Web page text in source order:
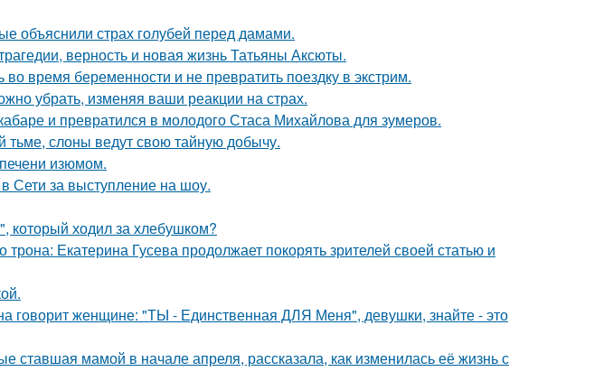
объяснили страх голубей перед дамами.
верность и новая жизнь Татьяны Аксюты.
во время беременности и не превратить поездку в экстрим.
убрать, изменяя ваши реакции на страх.
и превратился в молодого Стаса Михайлова для зумеров.
тьме, слоны ведут свою тайную добычу.
изюмом.
Сети за выступление на шоу.
который ходил за хлебушком?
Екатерина Гусева продолжает покорять зрителей своей статью и
говорит женщине: "ТЫ - Единственная ДЛЯ Меня", девушки, знайте - это
ставшая мамой в начале апреля, рассказала, как изменилась её жизнь с